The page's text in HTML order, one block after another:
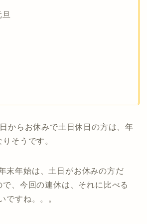
からお休みで土日休日の方は、年
そうです。
末年始は、土日がお休みの方だ
で、今回の連休は、それに比べる
ですね。。。